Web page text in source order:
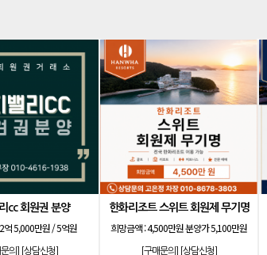
[골프]양주cc 골프회원권
[골프]신원CC 골프회원권
cc 회원권 분양
5,000만원 / 5억원
의] [상담신청]
한화리조트 스위트 회원제 무기명
희망금액 :4,500만원 분양가 5,100만원
[구매문의] [상담신청]